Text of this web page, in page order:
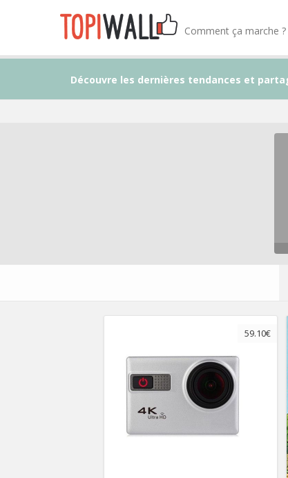
Comment ça marche ?
Découvre les dernières tendances et
59.10€